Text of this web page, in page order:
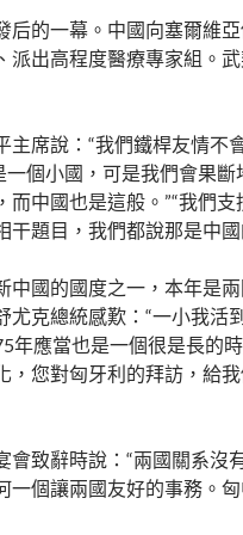
后的一幕。中國向塞爾維亞
派出高程度醫療專家組。
主席說：“我們鐵桿友情不
一個小國，可是我們會果
而中國也是這般。”“我們
干題目，我們都說那是中國
中國的國度之一，本年是
尤克總統感歎：“一小我活
年應當也是一個很是長的時
，您對匈牙利的拜訪，給
會致辭時說：“兩國關系沒
一個讓兩國友好的事務。